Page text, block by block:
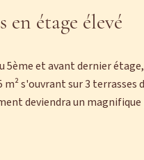
en étage élevé
5ème et avant dernier
s'ouvrant sur 3 terrasses
deviendra un